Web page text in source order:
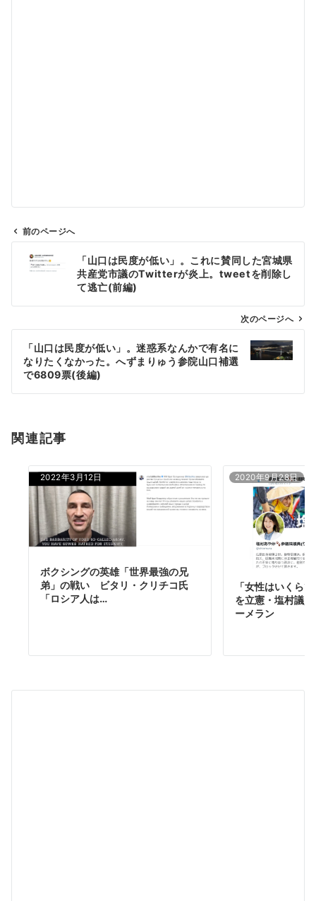
ビ
ン
前のページへ
「山口は民度が低い」。これに賛同した宮城県
共産党市議のTwitterが炎上。tweetを削除し
て逃亡(前編)
次のページへ
「山口は民度が低い」。迷惑系なんかで有名に
なりたくなかった。へずまりゅう参院山口補選
で6809票(後編)
関連記事
2022年3月12日
ボクシングの英雄「世界最強の兄
弟」の戦い ビタリ・クリチコ氏
「ロシア人は…
2020年9月28日
「女性はいくら
を立憲・塩村議
ーメラン